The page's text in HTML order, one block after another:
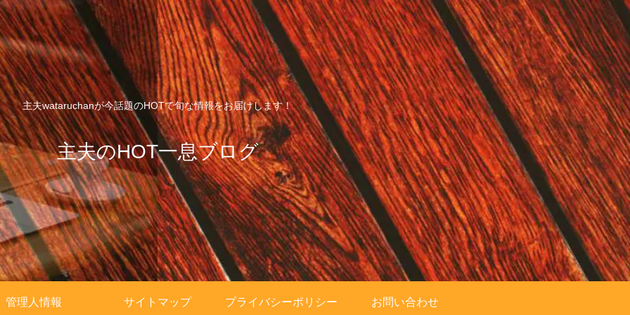
主夫wataruchanが今話題のHOTで旬な情報をお届けします！
主夫のHOT一息ブログ
管理人情報 サイトマップ プライバシーポリシー お問い合わせ